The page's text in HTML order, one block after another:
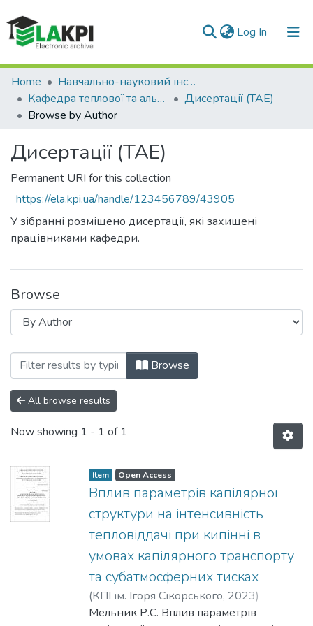
Log In (current)
Communities & Collections
All of DSpace
Home
Навчально-науковий інститут атомної та теплової енергетики (НН ІАТЕ)
Кафедра теплової та альтернативної енергетики (ТАЕ)
Дисертації (ТАЕ)
Browse by Author
Дисертації (ТАЕ)
Permanent URI for this collection
https://ela.kpi.ua/handle/123456789/43905
У зібранні розміщено дисертації, які захищені
працівниками кафедри.
Browse
Browsing Дисертації (ТАЕ) by Author
Browse
All browse results
Now showing 1 - 1 of 1
Item Open Access
Вплив параметрів капілярної
структури на інтенсивність
тепловіддачі при кипінні в
умовах капілярного транспорту
та субатмосферних тисках
(КПІ ім. Ігоря Сікорського, 2023)
Мельник, Роман Сергійович;Кравець,
Мельник Р.С. Вплив параметрів